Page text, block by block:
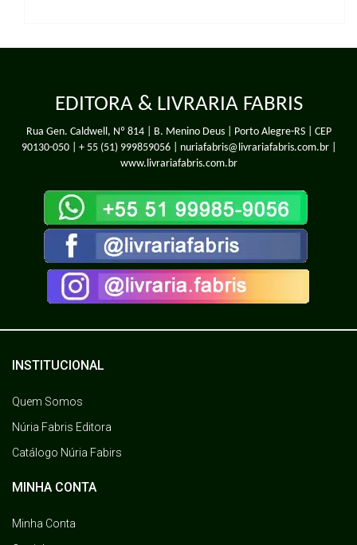
EDITORA & LIVRARIA FABRIS
Rua Gen. Caldwell, Nº 814 | B. Menino Deus | Porto Alegre-RS | CEP
90130-050 | + 55 (51) 999859056| nuriafabris@livrariafabris.com.br |
www.livrariafabris.com.br
INSTITUCIONAL
Quem Somos
Núria Fabris Editora
Catálogo Núria Fabirs
MINHA CONTA
Minha Conta